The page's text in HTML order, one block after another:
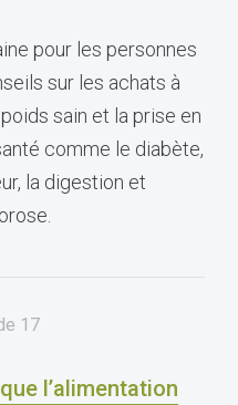
pour les personnes
sur les achats à
sain et la prise en
comme le diabète,
la digestion et
17
l’alimentation